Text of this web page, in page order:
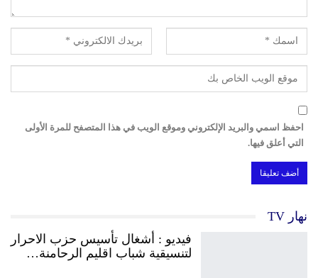
احفظ اسمي والبريد الإلكتروني وموقع الويب في هذا المتصفح للمرة الأولى
التي أعلق فيها.
نهار TV
فيديو : أشغال تأسيس حزب الاحرار
لتنسيقية شباب اقليم الرحامنة…